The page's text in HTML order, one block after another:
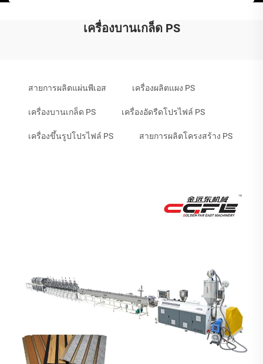
เครื่องบานเกล็ด PS
สายการผลิตแผ่นพีเอส เครื่องผลิตแผง PS
เครื่องบานเกล็ด PS เครื่องอัดรีดโปรไฟล์ PS
เครื่องขึ้นรูปโปรไฟล์ PS สายการผลิตโครงสร้าง PS